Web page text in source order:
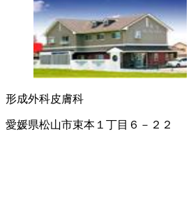
形成外科皮膚科
愛媛県松山市束本１丁目６－２２